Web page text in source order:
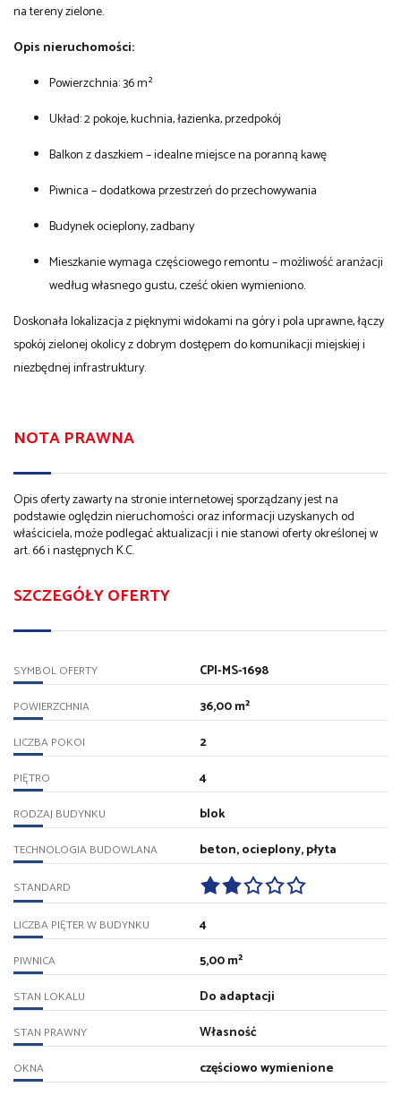
na tereny zielone.
Opis nieruchomości:
Powierzchnia: 36 m²
Układ: 2 pokoje, kuchnia, łazienka, przedpokój
Balkon z daszkiem – idealne miejsce na poranną kawę
Piwnica – dodatkowa przestrzeń do przechowywania
Budynek ocieplony, zadbany
Mieszkanie wymaga częściowego remontu – możliwość aranżacji
według własnego gustu, cześć okien wymieniono.
Doskonała lokalizacja z pięknymi widokami na góry i pola uprawne, łączy
spokój zielonej okolicy z dobrym dostępem do komunikacji miejskiej i
niezbędnej infrastruktury.
NOTA PRAWNA
Opis oferty zawarty na stronie internetowej sporządzany jest na
podstawie oględzin nieruchomości oraz informacji uzyskanych od
właściciela, może podlegać aktualizacji i nie stanowi oferty określonej w
art. 66 i następnych K.C.
SZCZEGÓŁY OFERTY
SYMBOL OFERTY CPI-MS-1698
POWIERZCHNIA 36,00 m²
LICZBA POKOI 2
PIĘTRO 4
RODZAJ BUDYNKU blok
TECHNOLOGIA BUDOWLANA beton, ocieplony, płyta
STANDARD
LICZBA PIĘTER W BUDYNKU 4
PIWNICA 5,00 m²
STAN LOKALU Do adaptacji
STAN PRAWNY Własność
OKNA częściowo wymienione